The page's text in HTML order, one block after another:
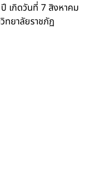
เกิดวันที่ 7 สิงหาคม
ทยาลัยราชภัฏ